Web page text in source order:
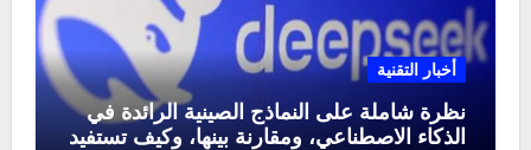
أخبار التقنية
نظرة شاملة على النماذج الصينية الرائدة في
الذكاء الاصطناعي، ومقارنة بينها، وكيف تستفيد